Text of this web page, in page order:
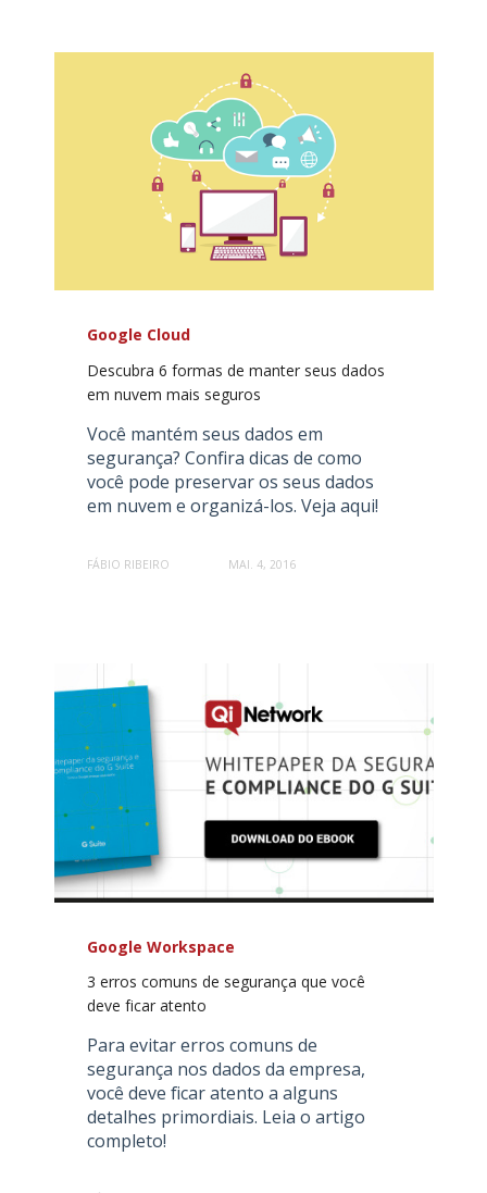
Google Cloud
Descubra 6 formas de manter seus dados
em nuvem mais seguros
Você mantém seus dados em
segurança? Confira dicas de como
você pode preservar os seus dados
em nuvem e organizá-los. Veja aqui!
FÁBIO RIBEIRO MAI. 4, 2016
Google Workspace
3 erros comuns de segurança que você
deve ficar atento
Para evitar erros comuns de
segurança nos dados da empresa,
você deve ficar atento a alguns
detalhes primordiais. Leia o artigo
completo!